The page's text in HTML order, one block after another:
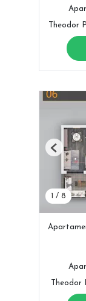
Theodor
/ 8
Previous
Theodor